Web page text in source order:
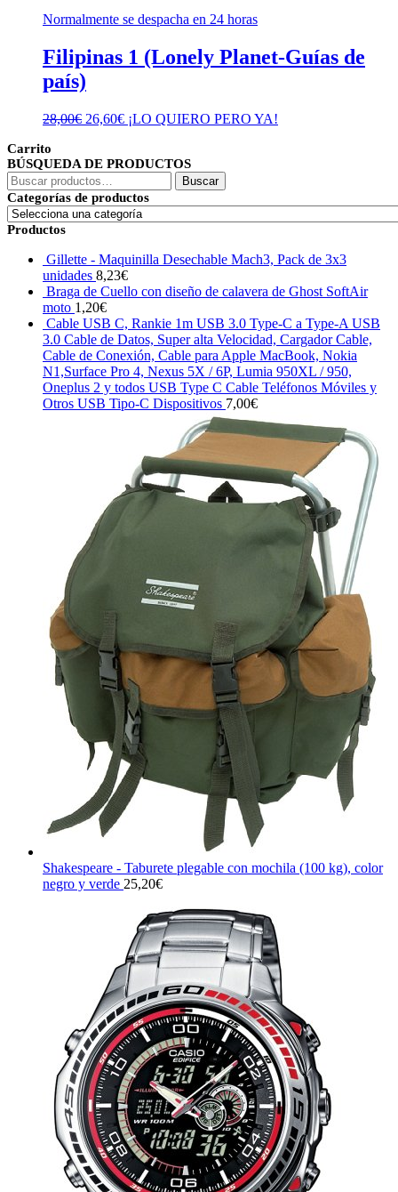
Normalmente se despacha en 24 horas
Filipinas 1 (Lonely Planet-Guías de
país)
28,00€ El
era:
28,00€.
26,60€El
es:
¡LO QUIERO PERO YA!
Carrito
BÚSQUEDA DE PRODUCTOS
Buscar
por:
Buscar
Categorías de productos
Productos
Gillette - Maquinilla Desechable Mach3, Pack de 3x3
unidades 8,23€
Braga de Cuello con diseño de calavera de Ghost SoftAir
moto 1,20€
Cable USB C, Rankie 1m USB 3.0 Type-C a Type-A USB
3.0 Cable de Datos, Super alta Velocidad, Cargador Cable,
Cable de Conexión, Cable para Apple MacBook, Nokia
N1,Surface Pro 4, Nexus 5X / 6P, Lumia 950XL / 950,
Oneplus 2 y todos USB Type C Cable Teléfonos Móviles y
Otros USB Tipo-C Dispositivos 7,00€
Shakespeare - Taburete plegable con mochila (100 kg), color
negro y verde 25,20€